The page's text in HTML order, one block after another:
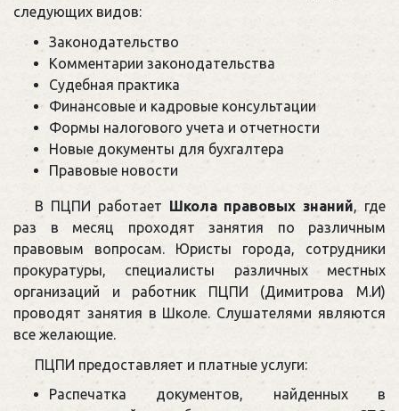
следующих видов:
Законодательство
Комментарии законодательства
Судебная практика
Финансовые и кадровые консультации
Формы налогового учета и отчетности
Новые документы для бухгалтера
Правовые новости
В ПЦПИ работает Школа правовых знаний, где
раз в месяц проходят занятия по различным
правовым вопросам. Юристы города, сотрудники
прокуратуры, специалисты различных местных
организаций и работник ПЦПИ (Димитрова М.И)
проводят занятия в Школе. Слушателями являются
все желающие.
ПЦПИ предоставляет и платные услуги:
Распечатка документов, найденных в